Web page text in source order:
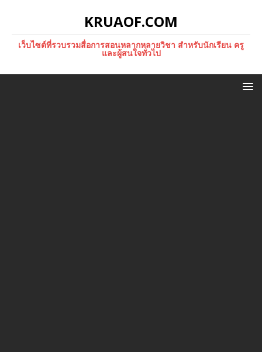
KRUAOF.COM
เว็บไซต์ที่รวบรวมสื่อการสอนหลากหลายวิชา สำหรับนักเรียน ครู
และผู้สนใจทั่วไป